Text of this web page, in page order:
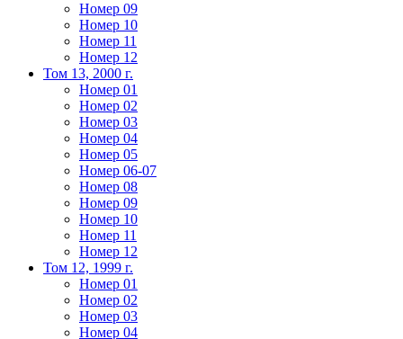
Номер 09
Номер 10
Номер 11
Номер 12
Том 13, 2000 г.
Номер 01
Номер 02
Номер 03
Номер 04
Номер 05
Номер 06-07
Номер 08
Номер 09
Номер 10
Номер 11
Номер 12
Том 12, 1999 г.
Номер 01
Номер 02
Номер 03
Номер 04